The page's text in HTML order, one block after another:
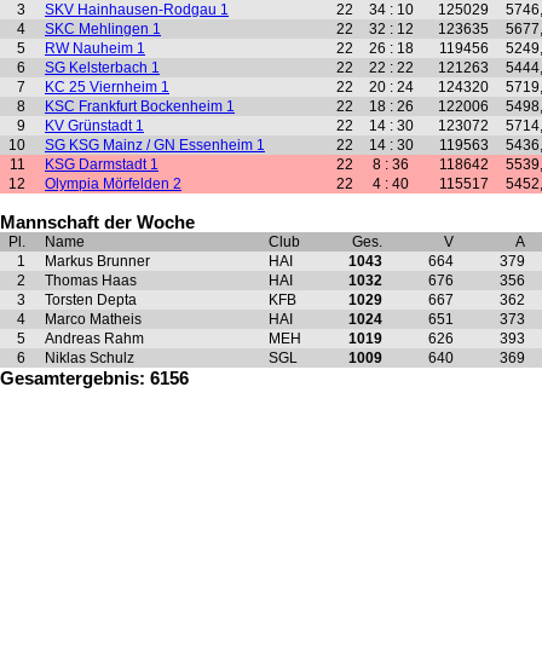
3
SKV Hainhausen-Rodgau 1 22 34 : 10 125029
4
SKC Mehlingen 1 22 32 : 12 123635
5
RW Nauheim 1 22 26 : 18 119456
6
SG Kelsterbach 1 22 22 : 22 121263
7
KC 25 Viernheim 1 22 20 : 24 124320
8
KSC Frankfurt Bockenheim 1 22 18 : 26 122006
9
KV Grünstadt 1 22 14 : 30 123072
10
SG KSG Mainz / GN Essenheim 1 22 14 : 30 119563
11
KSG Darmstadt 1 22 8 : 36 118642
12
Olympia Mörfelden 2 22 4 : 40 115517
Mannschaft der Woche
Pl. Name Club Ges. V
A
1
Markus Brunner HAI 1043 664
379
2
Thomas Haas HAI 1032 676
356
3
Torsten Depta KFB 1029 667
362
4
Marco Matheis HAI 1024 651
373
5
Andreas Rahm MEH 1019 626
393
6
Niklas Schulz SGL 1009 640 369
Gesamtergebnis: 6156